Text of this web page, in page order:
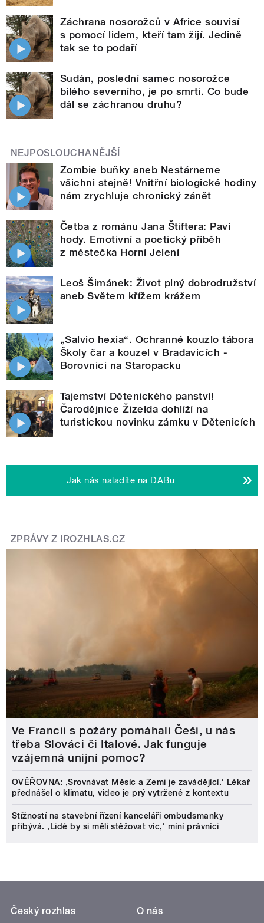
Záchrana nosorožců v Africe souvisí
s pomocí lidem, kteří tam žijí. Jedině
tak se to podaří
Sudán, poslední samec nosorožce
bílého severního, je po smrti. Co bude
dál se záchranou druhu?
NEJPOSLOUCHANĚJŠÍ
Zombie buňky aneb Nestárneme
všichni stejně! Vnitřní biologické hodiny
nám zrychluje chronický zánět
Četba z románu Jana Štiftera: Paví
hody. Emotivní a poetický příběh
z městečka Horní Jelení
Leoš Šimánek: Život plný dobrodružství
aneb Světem křížem krážem
„Salvio hexia“. Ochranné kouzlo tábora
Školy čar a kouzel v Bradavicích -
Borovnici na Staropacku
Tajemství Dětenického panství!
Čarodějnice Žizelda dohlíží na
turistickou novinku zámku v Dětenicích
Jak nás naladíte na DABu
ZPRÁVY Z IROZHLAS.CZ
Ve Francii s požáry pomáhali Češi, u nás
třeba Slováci či Italové. Jak funguje
vzájemná unijní pomoc?
OVĚŘOVNA: ‚Srovnávat Měsíc a Zemi je zavádějící.‘ Lékař
přednášel o klimatu, video je prý vytržené z kontextu
Stížností na stavební řízení kanceláři ombudsmanky
přibývá. ‚Lidé by si měli stěžovat víc,‘ míní právníci
Český rozhlas
O nás